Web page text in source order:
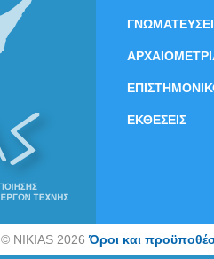
ΕΚΘΕΣΕΙΣ
©NIKIAS 2026Όροι και